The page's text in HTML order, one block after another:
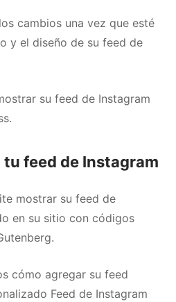
cambios una vez que esté
y el diseño de su feed de
su feed de Instagram
feed de Instagram
mostrar su feed de
en su sitio con códigos
cómo agregar su feed
Feed de Instagram